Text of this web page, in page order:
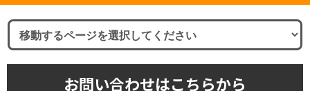
お問い合わせはこちらから